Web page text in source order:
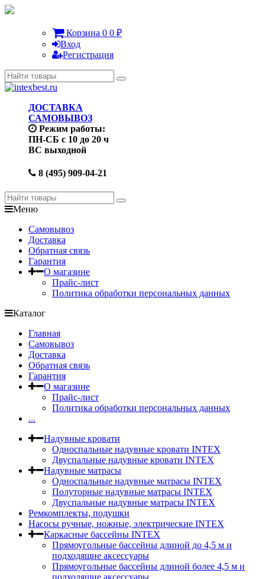
Корзина 0 0 ₽
Вход
Регистрация
ДОСТАВКА
САМОВЫВОЗ
Режим работы:
ПН-СБ с 10 до 20 ч
ВС выходной
8 (495) 909-04-21
Меню
Самовывоз
Доставка
Обратная связь
Гарантия
О магазине
Прайс-лист
Политика обработки персональных данных
Каталог
Главная
Самовывоз
Доставка
Обратная связь
Гарантия
О магазине
Прайс-лист
Политика обработки персональных данных
...
Надувные кровати
Односпальные надувные кровати INTEX
Двуспальные надувные кровати INTEX
Надувные матрасы
Односпальные надувные матрасы INTEX
Полуторные надувные матрасы INTEX
Двуспальные надувные матрасы INTEX
Ремкомплекты, подушки
Насосы ручные, ножные, электрические INTEX
Каркасные бассейны INTEX
Прямоугольные бассейны длиной до 4,5 м и
подходящие аксессуары
Прямоугольные бассейны длиной более 4,5 м и
подходящие аксессуары